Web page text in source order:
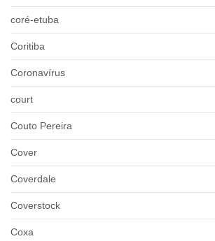
coré-etuba
Coritiba
Coronavírus
court
Couto Pereira
Cover
Coverdale
Coverstock
Coxa